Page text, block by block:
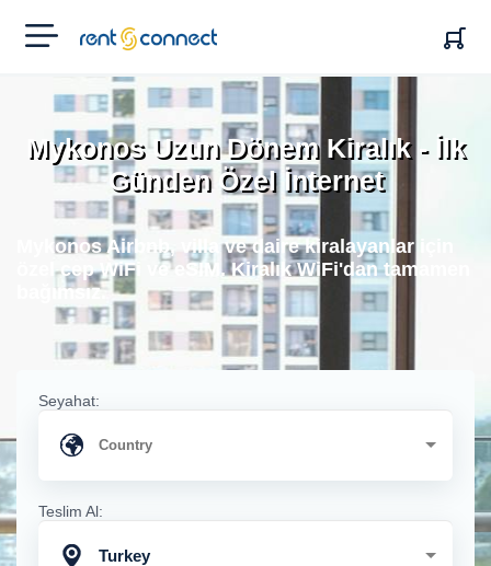
RENT'N
CONNECT
Mykonos Uzun Dönem Kiralık - İlk
Günden Özel İnternet
Mykonos Airbnb, villa ve daire kiralayanlar için
özel cep WiFi ve eSIM. Kiralık WiFi'dan tamamen
bağımsız.
Seyahat:
Teslim Al:
Turkey